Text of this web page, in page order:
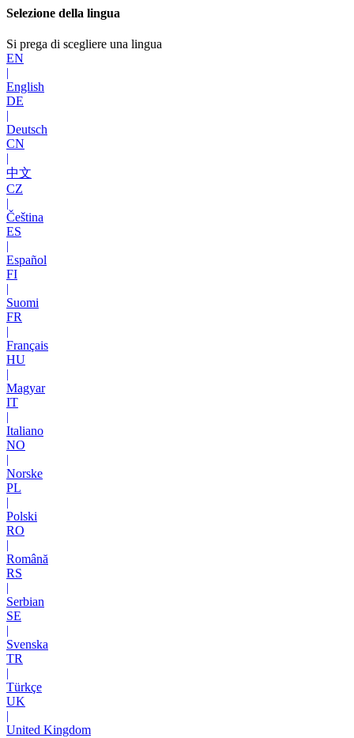
Selezione della lingua
Si prega di scegliere una lingua
EN
|
English
DE
|
Deutsch
CN
|
中文
CZ
|
Čeština
ES
|
Español
FI
|
Suomi
FR
|
Français
HU
|
Magyar
IT
|
Italiano
NO
|
Norske
PL
|
Polski
RO
|
Română
RS
|
Serbian
SE
|
Svenska
TR
|
Türkçe
UK
|
United Kingdom